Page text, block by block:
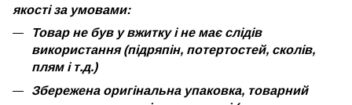
якості за умовами:
Товар не був у вжитку і не має слідів
використання (підряпін, потертостей, сколів,
плям і т.д.)
Збережена оригінальна упаковка, товарний